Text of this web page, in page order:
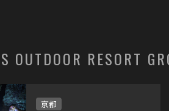
OUTDOOR RESORT
京都